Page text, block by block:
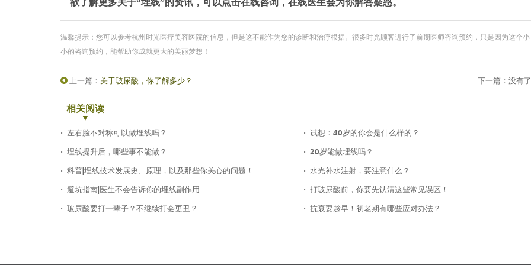
欲了解更多关于“埋线”的资讯，可以点击在线咨询，在线医生会为你解答疑惑。
温馨提示：您可以参考杭州时光医疗美容医院的信息，但是这不能作为您的诊断和治疗根据。很多时光顾客进行了前期医师咨询预约，只是因为这个小
小的咨询预约，能帮助你成就更大的美丽梦想！
上一篇： 关于玻尿酸，你了解多少？ 下一篇：没有了
相关阅读
左右脸不对称可以做埋线吗？
试想：40岁的你会是什么样的？
埋线提升后，哪些事不能做？
20岁能做埋线吗？
科普|埋线技术发展史、原理，以及那些你关心的问题！
水光补水注射，要注意什么？
避坑指南|医生不会告诉你的埋线副作用
打玻尿酸前，你要先认清这些常见误区！
玻尿酸要打一辈子？不继续打会更丑？
抗衰要趁早！初老期有哪些应对办法？